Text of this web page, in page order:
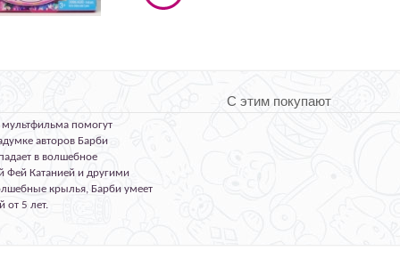
С этим покупают
помогут
авторов Барби
в волшебное
Фей Катанией и другими
крылья, Барби умеет
от 5 лет.